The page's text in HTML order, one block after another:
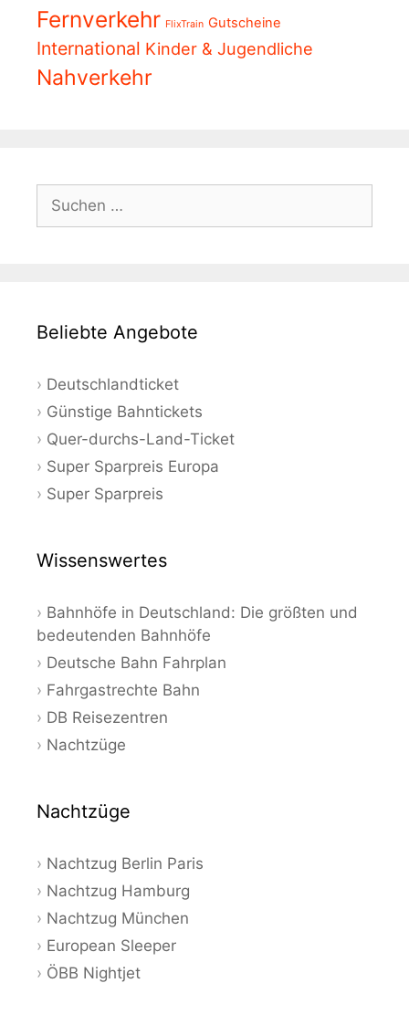
Fernverkehr FlixTrain Gutscheine
International Kinder & Jugendliche
Nahverkehr
nach:
Beliebte Angebote
Deutschlandticket
Günstige Bahntickets
Quer-durchs-Land-Ticket
Super Sparpreis Europa
Super Sparpreis
Wissenswertes
Bahnhöfe in Deutschland: Die größten und
bedeutenden Bahnhöfe
Deutsche Bahn Fahrplan
Fahrgastrechte Bahn
DB Reisezentren
Nachtzüge
Nachtzüge
Nachtzug Berlin Paris
Nachtzug Hamburg
Nachtzug München
European Sleeper
ÖBB Nightjet